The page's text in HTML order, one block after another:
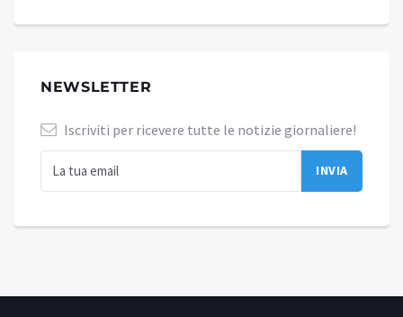
NEWSLETTER
Iscriviti per ricevere tutte le notizie giornaliere!